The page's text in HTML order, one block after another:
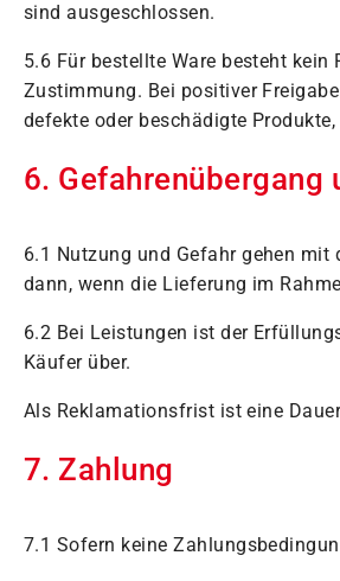
sind ausgeschlossen.
5.6 Für bestellte Ware besteht
Zustimmung. Bei positiver
defekte oder beschädigte
6. Gefahrenübergang
6.1 Nutzung und Gefahr gehen
dann, wenn die Lieferung im
6.2 Bei Leistungen ist der
Käufer über.
Als Reklamationsfrist ist eine
7. Zahlung
7.1 Sofern keine